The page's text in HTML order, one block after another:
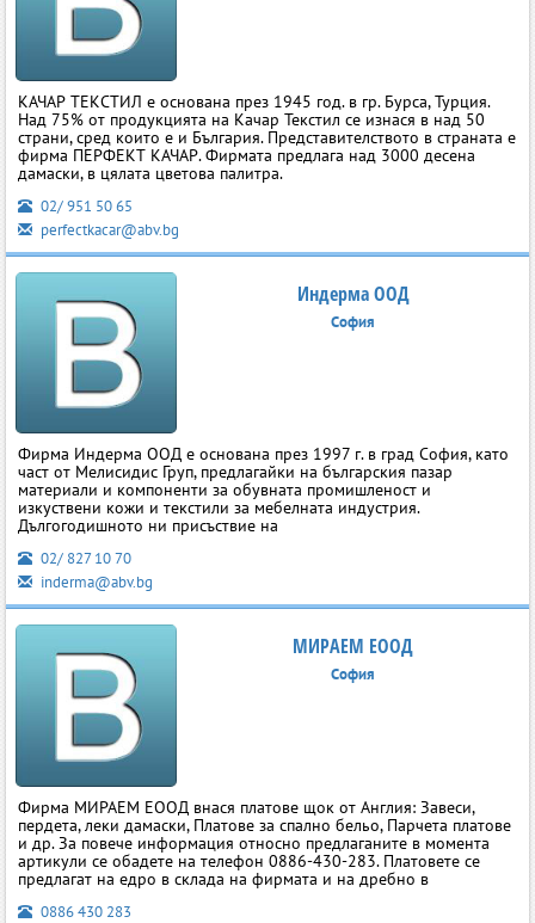
КАЧАР ТЕКСТИЛ е основана през 1945 год. в гр. Бурса, Турция.
Над 75% от продукцията на Качар Текстил се изнася в над 50
страни, сред които е и България. Представителството в страната е
фирма ПЕРФЕКТ КАЧАР. Фирмата предлага над 3000 десена
дамаски, в цялата цветова палитра.
02/ 951 50 65
perfectkacar@abv.bg
Индерма ООД
София
Фирма Индерма ООД е основана през 1997 г. в град София, като
част от Мелисидис Груп, предлагайки на българския пазар
материали и компоненти за обувната промишленост и
изкуствени кожи и текстили за мебелната индустрия.
Дългогодишното ни присъствие на
02/ 827 10 70
inderma@abv.bg
МИРАЕМ ЕООД
София
Фирма МИРАЕМ ЕООД внася платове щок от Англия: Завеси,
пердета, леки дамаски, Платове за спално бельо, Парчета платове
и др. За повече информация относно предлаганите в момента
артикули се обадете на телефон 0886-430-283. Платовете се
предлагат на едро в склада на фирмата и на дребно в
0886 430 283